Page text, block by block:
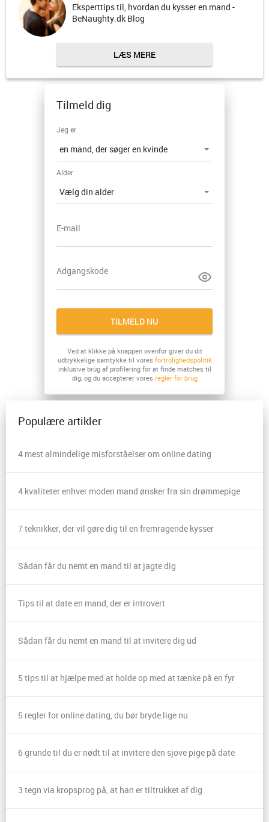
Eksperttips til, hvordan du kysser en mand -
BeNaughty.dk Blog
LÆS MERE
Tilmeld dig
Jeg er
Alder
E-mail
Adgangskode
TILMELD NU
Ved at klikke på knappen ovenfor giver du dit
udtrykkelige samtykke til vores fortrolighedspolitik
inklusive brug af profilering for at finde matches til
dig, og du accepterer vores regler for brug
Populære artikler
4 mest almindelige misforståelser om online dating
4 kvaliteter enhver moden mand ønsker fra sin drømmepige
7 teknikker, der vil gøre dig til en fremragende kysser
Sådan får du nemt en mand til at jagte dig
Tips til at date en mand, der er introvert
Sådan får du nemt en mand til at invitere dig ud
5 tips til at hjælpe med at holde op med at tænke på en fyr
5 regler for online dating, du bør bryde lige nu
6 grunde til du er nødt til at invitere den sjove pige på date
3 tegn via kropsprog på, at han er tiltrukket af dig